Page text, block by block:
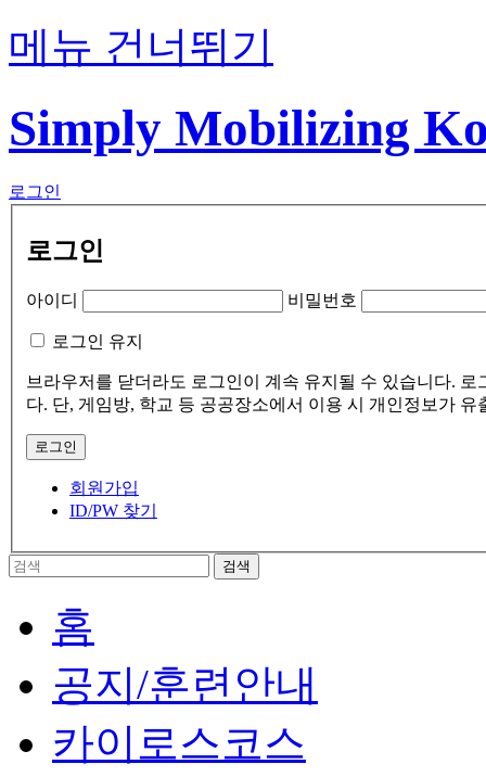
메뉴 건너뛰기
Simply Mobilizing
로그인
로그인
아이디 비밀번호
로그인 유지
브라우저를 닫더라도 로그인이 계속 유지될 수 있습니다.
다. 단, 게임방, 학교 등 공공장소에서 이용 시 개인정보가
회원가입
ID/PW 찾기
홈
공지/훈련안내
카이로스코스